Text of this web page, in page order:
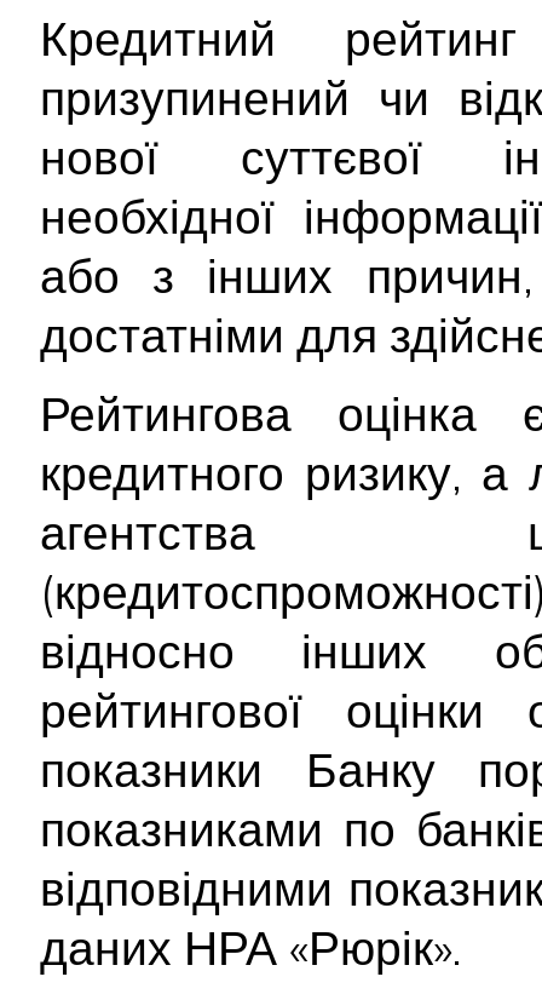
Кредитний
призупинений чи
нової суттєвої
необхідної
або з інших причин,
достатніми для
Рейтингова
кредитного ризику,
агентства
відносно інших
рейтингової оцінки
показники Банку
показниками по
відповідними
даних НРА «Рюрік».